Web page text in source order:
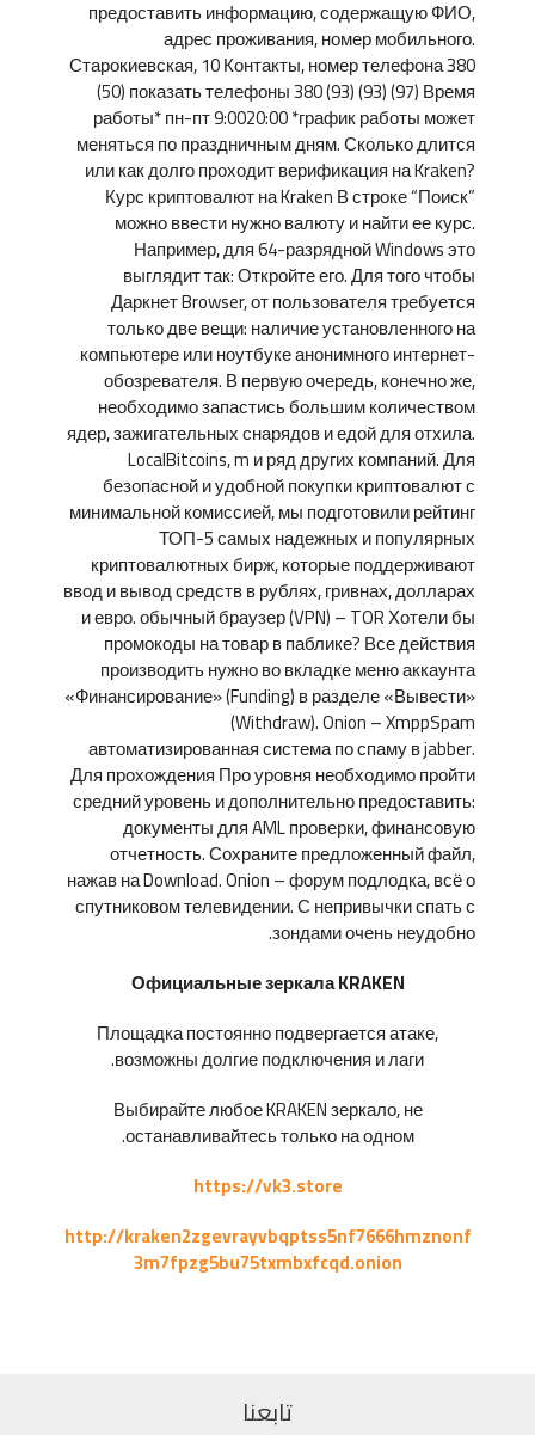
предоставить информацию, содержащую ФИО,
адрес проживания, номер мобильного.
Старокиевская, 10 Контакты, номер телефона 380
(50) показать телефоны 380 (93) (93) (97) Время
работы* пн-пт 9:0020:00 *график работы может
меняться по праздничным дням. Сколько длится
или как долго проходит верификация на Kraken?
Курс криптовалют на Kraken В строке “Поиск”
можно ввести нужно валюту и найти ее курс.
Например, для 64-разрядной Windows это
выглядит так: Откройте его. Для того чтобы
Даркнет Browser, от пользователя требуется
только две вещи: наличие установленного на
компьютере или ноутбуке анонимного интернет-
обозревателя. В первую очередь, конечно же,
необходимо запастись большим количеством
ядер, зажигательных снарядов и едой для отхила.
LocalBitcoins, m и ряд других компаний. Для
безопасной и удобной покупки криптовалют с
минимальной комиссией, мы подготовили рейтинг
ТОП-5 самых надежных и популярных
криптовалютных бирж, которые поддерживают
ввод и вывод средств в рублях, гривнах, долларах
и евро. обычный браузер (VPN) – TOR Хотели бы
промокоды на товар в паблике? Все действия
производить нужно во вкладке меню аккаунта
«Финансирование» (Funding) в разделе «Вывести»
(Withdraw). Onion – XmppSpam
автоматизированная система по спаму в jabber.
Для прохождения Про уровня необходимо пройти
средний уровень и дополнительно предоставить:
документы для AML проверки, финансовую
отчетность. Сохраните предложенный файл,
нажав на Download. Onion – форум подлодка, всё о
спутниковом телевидении. С непривычки спать с
зондами очень неудобно.
Официальные зеркала KRAKEN
Площадка постоянно подвергается атаке,
возможны долгие подключения и лаги.
Выбирайте любое KRAKEN зеркало, не
останавливайтесь только на одном.
https://vk3.store
http://kraken2zgevrayvbqptss5nf7666hmznonf
3m7fpzg5bu75txmbxfcqd.onion
تابعنا